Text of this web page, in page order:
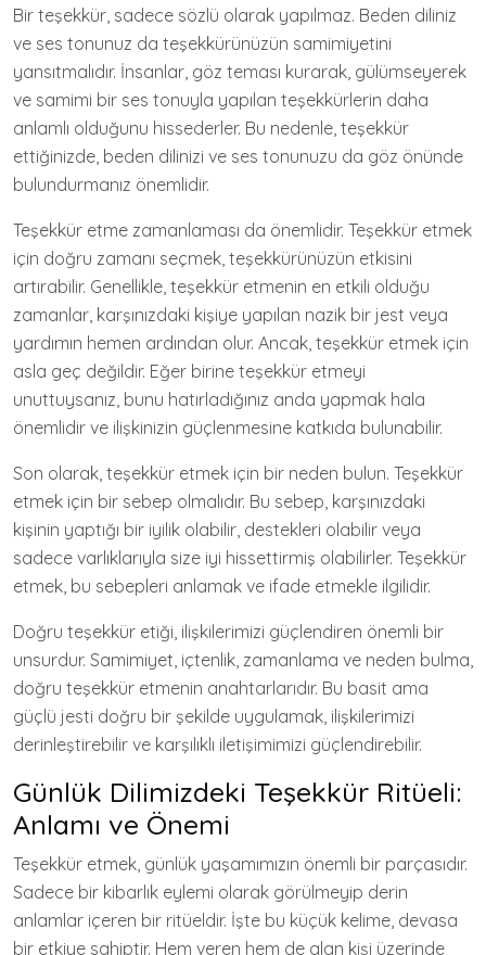
Bir teşekkür, sadece sözlü olarak yapılmaz. Beden diliniz
ve ses tonunuz da teşekkürünüzün samimiyetini
yansıtmalıdır. İnsanlar, göz teması kurarak, gülümseyerek
ve samimi bir ses tonuyla yapılan teşekkürlerin daha
anlamlı olduğunu hissederler. Bu nedenle, teşekkür
ettiğinizde, beden dilinizi ve ses tonunuzu da göz önünde
bulundurmanız önemlidir.
Teşekkür etme zamanlaması da önemlidir. Teşekkür etmek
için doğru zamanı seçmek, teşekkürünüzün etkisini
artırabilir. Genellikle, teşekkür etmenin en etkili olduğu
zamanlar, karşınızdaki kişiye yapılan nazik bir jest veya
yardımın hemen ardından olur. Ancak, teşekkür etmek için
asla geç değildir. Eğer birine teşekkür etmeyi
unuttuysanız, bunu hatırladığınız anda yapmak hala
önemlidir ve ilişkinizin güçlenmesine katkıda bulunabilir.
Son olarak, teşekkür etmek için bir neden bulun. Teşekkür
etmek için bir sebep olmalıdır. Bu sebep, karşınızdaki
kişinin yaptığı bir iyilik olabilir, destekleri olabilir veya
sadece varlıklarıyla size iyi hissettirmiş olabilirler. Teşekkür
etmek, bu sebepleri anlamak ve ifade etmekle ilgilidir.
Doğru teşekkür etiği, ilişkilerimizi güçlendiren önemli bir
unsurdur. Samimiyet, içtenlik, zamanlama ve neden bulma,
doğru teşekkür etmenin anahtarlarıdır. Bu basit ama
güçlü jesti doğru bir şekilde uygulamak, ilişkilerimizi
derinleştirebilir ve karşılıklı iletişimimizi güçlendirebilir.
Günlük Dilimizdeki Teşekkür Ritüeli:
Anlamı ve Önemi
Teşekkür etmek, günlük yaşamımızın önemli bir parçasıdır.
Sadece bir kibarlık eylemi olarak görülmeyip derin
anlamlar içeren bir ritüeldir. İşte bu küçük kelime, devasa
bir etkiye sahiptir. Hem veren hem de alan kişi üzerinde